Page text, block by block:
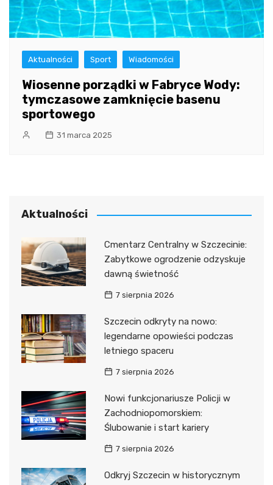
Aktualności Sport Wiadomości
Wiosenne porządki w Fabryce Wody:
tymczasowe zamknięcie basenu
sportowego
31 marca 2025
Aktualności
Cmentarz Centralny w Szczecinie:
Zabytkowe ogrodzenie odzyskuje
dawną świetność
7 sierpnia 2026
Szczecin odkryty na nowo:
legendarne opowieści podczas
letniego spaceru
7 sierpnia 2026
Nowi funkcjonariusze Policji w
Zachodniopomorskiem:
Ślubowanie i start kariery
7 sierpnia 2026
Odkryj Szczecin w historycznym